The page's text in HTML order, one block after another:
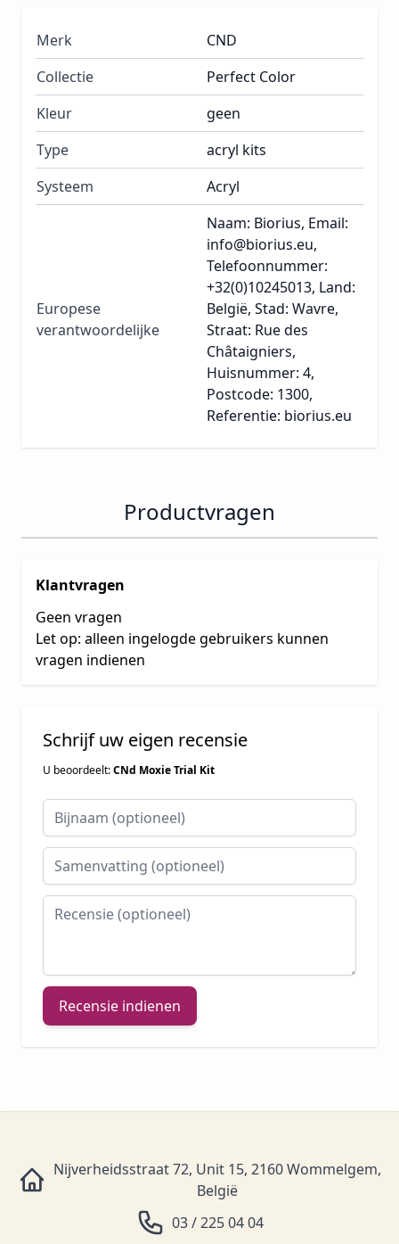
Merk
CND
Collectie
Perfect Color
Kleur
geen
Type
acryl kits
Systeem
Acryl
Europese
verantwoordelijke
Naam: Biorius, Email:
info@biorius.eu,
Telefoonnummer:
+32(0)10245013, Land:
België, Stad: Wavre,
Straat: Rue des
Châtaigniers,
Huisnummer: 4,
Postcode: 1300,
Referentie: biorius.eu
Productvragen
Klantvragen
Geen vragen
Let op: alleen ingelogde gebruikers kunnen
vragen indienen
Schrijf uw eigen recensie
U beoordeelt:CNd Moxie Trial Kit
Bijnaam
Samenvatting
Recensie
Recensie indienen
Nijverheidsstraat 72, Unit 15, 2160 Wommelgem,
België
03 / 225 04 04